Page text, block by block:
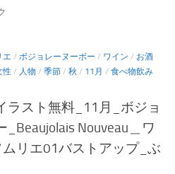
エ / ボジョレーヌーボー / ワイン / お酒
性 / 人物 / 季節 / 秋 / 11月 / 食べ物飲み
ラスト無料_11月_ボジョ
_Beaujolais Nouveau＿ワ
リエ01バストアップ_ぶ